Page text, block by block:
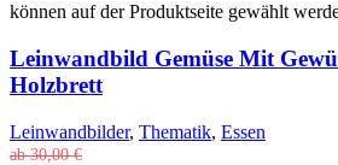
können auf der Produktseite gewählt
Leinwandbild Gemüse Mit
Holzbrett
Leinwandbilder, Thematik, Essen
ab30,00€